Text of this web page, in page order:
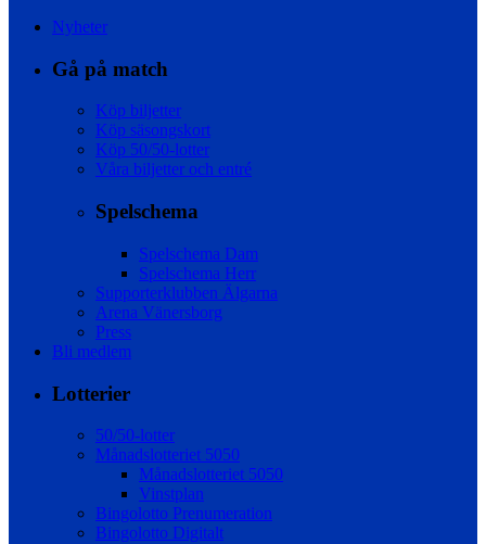
Nyheter
Gå på match
Köp biljetter
Köp säsongskort
Köp 50/50-lotter
Våra biljetter och entré
Spelschema
Spelschema Dam
Spelschema Herr
Supporterklubben Älgarna
Arena Vänersborg
Press
Bli medlem
Lotterier
50/50-lotter
Månadslotteriet 5050
Månadslotteriet 5050
Vinstplan
Bingolotto Prenumeration
Bingolotto Digitalt